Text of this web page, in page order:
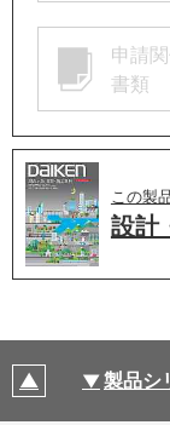
申請
書類
この製
設計
製品シ